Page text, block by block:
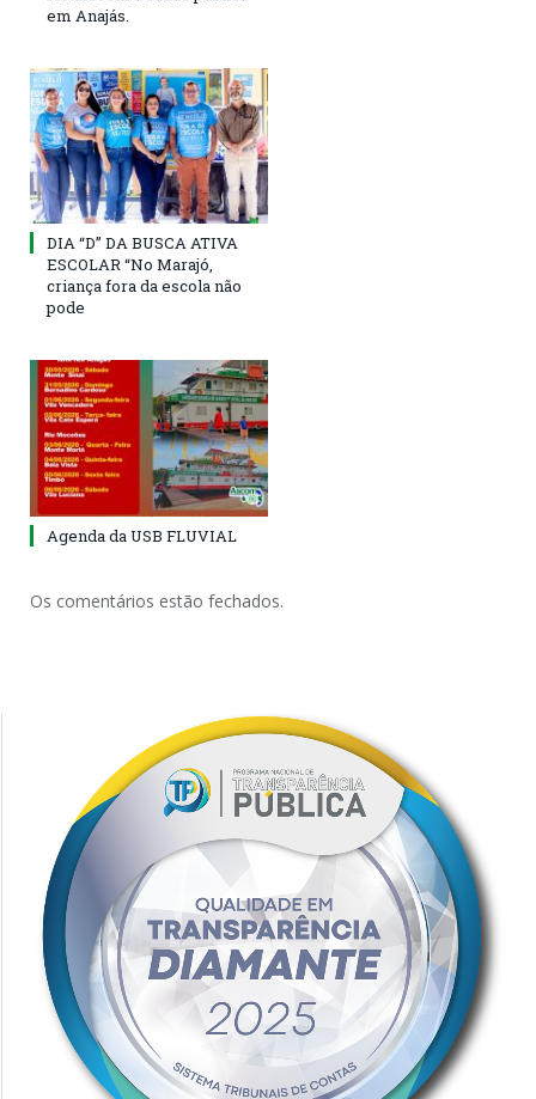
em Anajás.
DIA “D” DA BUSCA ATIVA
ESCOLAR “No Marajó,
criança fora da escola não
pode
Agenda da USB FLUVIAL
Os comentários estão fechados.